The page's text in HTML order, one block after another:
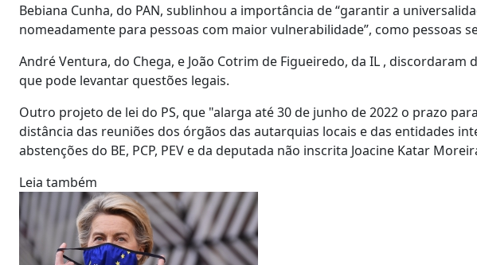
Bebiana Cunha, do PAN, sublinhou a importância de “garantir a
nomeadamente para pessoas com maior vulnerabilidade”, como pessoas
André Ventura, do Chega, e João Cotrim de Figueiredo, da IL ,
que pode levantar questões legais.
Outro projeto de lei do PS, que "alarga até 30 de junho de 2022 o prazo
distância das reuniões dos órgãos das autarquias locais e das entidades
abstenções do BE, PCP, PEV e da deputada não inscrita Joacine Katar
Leia também